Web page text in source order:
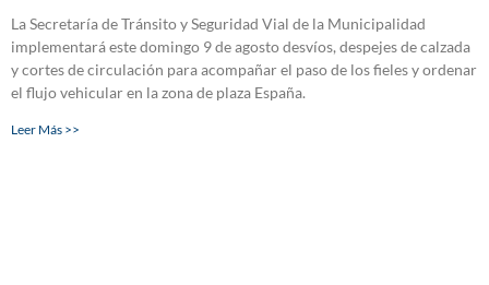
La Secretaría de Tránsito y Seguridad Vial de la Municipalidad
implementará este domingo 9 de agosto desvíos, despejes de calzada
y cortes de circulación para acompañar el paso de los fieles y ordenar
el flujo vehicular en la zona de plaza España.
Leer Más >>